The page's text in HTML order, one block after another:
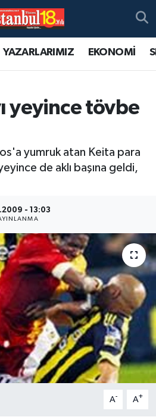
YAZARLARIMIZ EKONOMİ
yeyince tövbe
yumruk atan Keita para
de aklı başına geldi,
- 13:03
A- A+